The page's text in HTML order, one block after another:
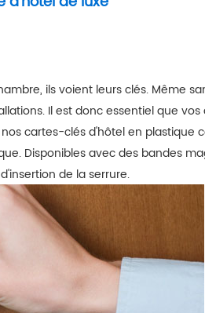
ils voient leurs clés. Même
Il est donc essentiel que
cartes-clés d'hôtel en plastique
Disponibles avec des bandes
de la serrure.